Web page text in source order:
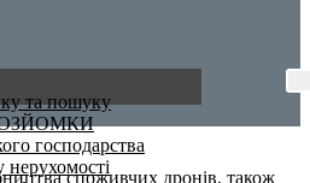
та пошуку
господарства
споживчих дронів, також